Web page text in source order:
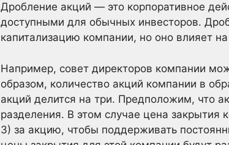
Дробление акций — это корпоративное
доступными для обычных инвесторов.
капитализацию компании, но оно влияет
Например, совет директоров компании
образом, количество акций компании в
акций делится на три. Предположим, что
разделения. В этом случае цена закрытия
3) за акцию, чтобы поддерживать